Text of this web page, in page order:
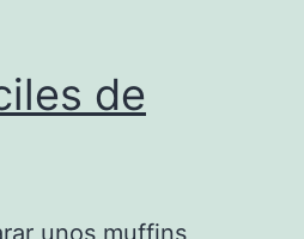
de
unos muffins